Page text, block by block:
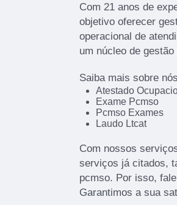
Com 21 anos de
objetivo oferecer
operacional de
um núcleo de
Saiba mais sobre
Atestado
Exame Pcmso
Pcmso Exames
Laudo Ltcat
Com nossos
serviços já citados,
pcmso. Por isso,
Garantimos a sua